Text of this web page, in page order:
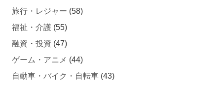
旅行・レジャー (58)
福祉・介護 (55)
融資・投資 (47)
ゲーム・アニメ (44)
自動車・バイク・自転車 (43)